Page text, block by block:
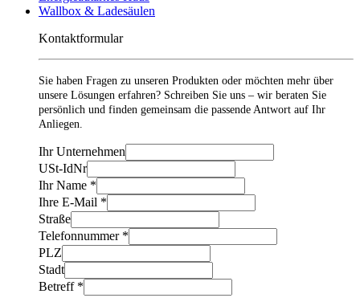
Wallbox & Ladesäulen
Kontaktformular
Sie haben Fragen zu unseren Produkten oder möchten mehr über
unsere Lösungen erfahren? Schreiben Sie uns – wir beraten Sie
persönlich und finden gemeinsam die passende Antwort auf Ihr
Anliegen.
Ihr Unternehmen
USt-IdNr
Ihr Name *
Ihre E-Mail *
Straße
Telefonnummer*
PLZ
Stadt
Betreff*